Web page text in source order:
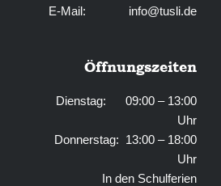
E-Mail: info@tusli.de
Öffnungszeiten
Dienstag: 09:00 – 13:00
Uhr
Donnerstag: 13:00 – 18:00
Uhr
In den Schulferien